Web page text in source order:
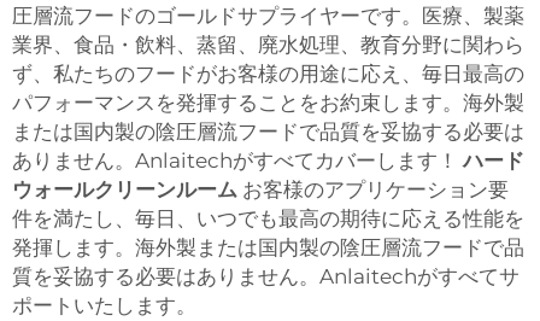
圧層流フードのゴールドサプライヤーです。医療、製薬
業界、食品・飲料、蒸留、廃水処理、教育分野に関わら
ず、私たちのフードがお客様の用途に応え、毎日最高の
パフォーマンスを発揮することをお約束します。海外製
または国内製の陰圧層流フードで品質を妥協する必要は
ありません。Anlaitechがすべてカバーします！ハード
ウォールクリーンルーム お客様のアプリケーション要
件を満たし、毎日、いつでも最高の期待に応える性能を
発揮します。海外製または国内製の陰圧層流フードで品
質を妥協する必要はありません。Anlaitechがすべてサ
ポートいたします。